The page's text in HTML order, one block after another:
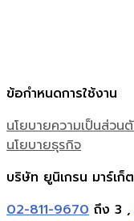
ข้อกำหนดการใช้งาน
นโยบายความเป็นส่วน
นโยบายธุรกิจ
บริษัท ยูนิเกรน มาร์เ
02-811-9670 ถึง 3 ,